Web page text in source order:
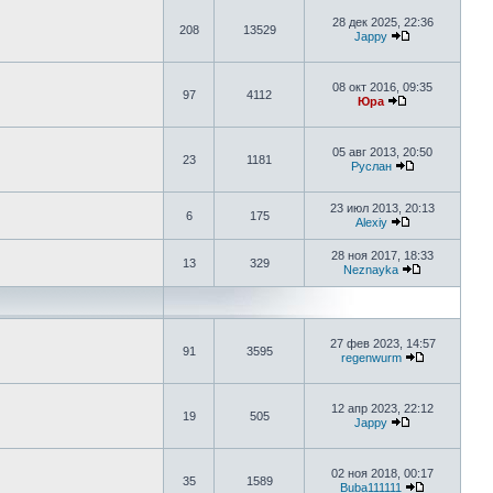
208 13529
28 дек 2025, 22:36
Jappy
97 4112
08 окт 2016, 09:35
Юра
23 1181
05 авг 2013, 20:50
Руслан
6 175
23 июл 2013, 20:13
Alexiy
13 329
28 ноя 2017, 18:33
Neznayka
91 3595
27 фев 2023, 14:57
regenwurm
19 505
12 апр 2023, 22:12
Jappy
35 1589
02 ноя 2018, 00:17
Buba111111